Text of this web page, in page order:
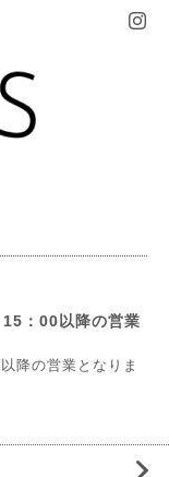
：00以降の営業
降の営業となりま